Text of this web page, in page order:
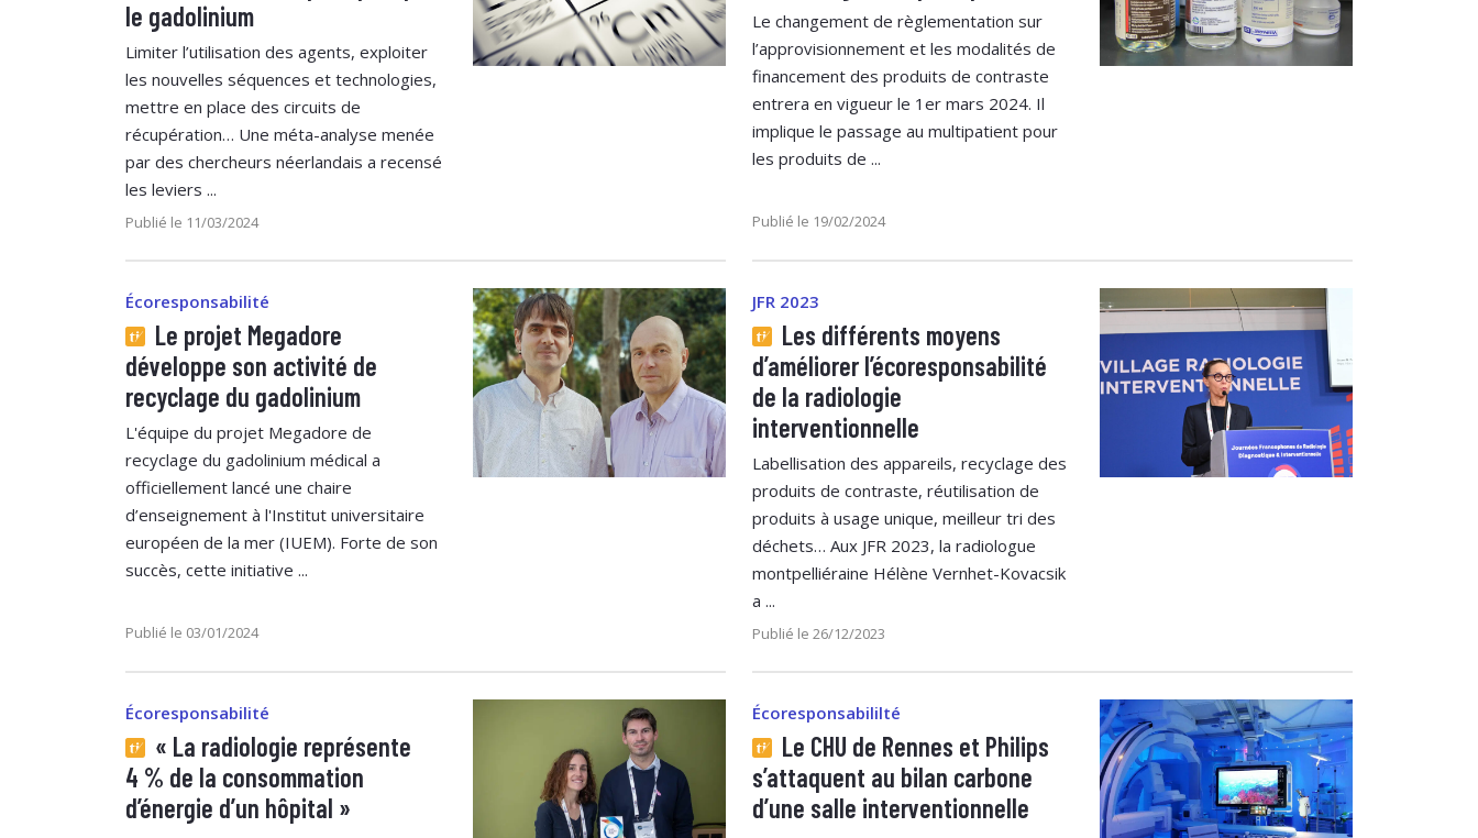
le gadolinium
Limiter l’utilisation des agents, exploiter
les nouvelles séquences et technologies,
mettre en place des circuits de
récupération… Une méta-analyse menée
par des chercheurs néerlandais a recensé
les leviers ...
Publié le 11/03/2024
Le changement de règlementation sur
l’approvisionnement et les modalités de
financement des produits de contraste
entrera en vigueur le 1er mars 2024. Il
implique le passage au multipatient pour
les produits de ...
Publié le 19/02/2024
Écoresponsabilité
Le projet Megadore
développe son activité de
recyclage du gadolinium
L'équipe du projet Megadore de
recyclage du gadolinium médical a
officiellement lancé une chaire
d’enseignement à l'Institut universitaire
européen de la mer (IUEM). Forte de son
succès, cette initiative ...
Publié le 03/01/2024
JFR 2023
Les différents moyens
d’améliorer l’écoresponsabilité
de la radiologie
interventionnelle
Labellisation des appareils, recyclage des
produits de contraste, réutilisation de
produits à usage unique, meilleur tri des
déchets… Aux JFR 2023, la radiologue
montpelliéraine Hélène Vernhet-Kovacsik
a ...
Publié le 26/12/2023
Écoresponsabilité
« La radiologie représente
4 % de la consommation
d’énergie d’un hôpital »
Écoresponsabililté
Le CHU de Rennes et Philips
s’attaquent au bilan carbone
d’une salle interventionnelle